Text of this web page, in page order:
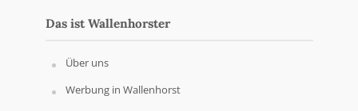
Das ist Wallenhorster
Über uns
Werbung in Wallenhorst